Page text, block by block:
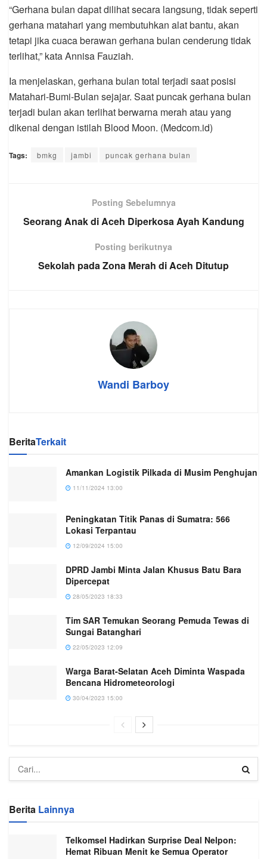
“Gerhana bulan dapat dilihat secara langsung, tidak seperti
gerhana matahari yang membutuhkan alat bantu, akan
tetapi jika cuaca berawan gerhana bulan cenderung tidak
terlihat,” kata Annisa Fauziah.
Ia menjelaskan, gerhana bulan total terjadi saat posisi
Matahari-Bumi-Bulan sejajar. Saat puncak gerhana bulan
terjadi bulan akan terlihat berwarna merah atau yang
dikenal dengan istilah Blood Moon. (Medcom.id)
Tags: bmkg jambi puncak gerhana bulan
Posting Sebelumnya
Seorang Anak di Aceh Diperkosa Ayah Kandung
Posting berikutnya
Sekolah pada Zona Merah di Aceh Ditutup
Wandi Barboy
BeritaTerkait
Amankan Logistik Pilkada di Musim Penghujan
11/11/2024 13:00
Peningkatan Titik Panas di Sumatra: 566
Lokasi Terpantau
12/09/2024 15:00
DPRD Jambi Minta Jalan Khusus Batu Bara
Dipercepat
28/05/2023 18:33
Tim SAR Temukan Seorang Pemuda Tewas di
Sungai Batanghari
22/05/2023 12:09
Warga Barat-Selatan Aceh Diminta Waspada
Bencana Hidrometeorologi
30/04/2023 15:00
Berita Lainnya
Telkomsel Hadirkan Surprise Deal Nelpon:
Hemat Ribuan Menit ke Semua Operator